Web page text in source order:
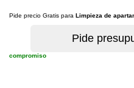
Pide precio Gratis para Limpieza de
compromiso